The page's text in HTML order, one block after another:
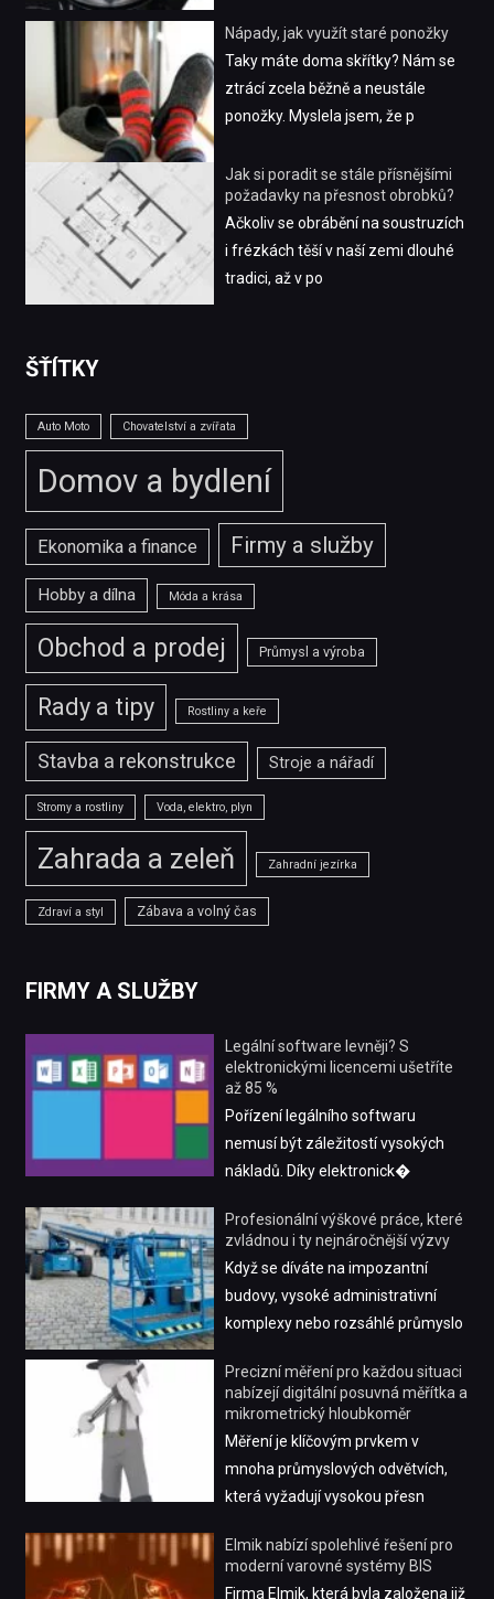
Nápady, jak využít staré ponožky
Taky máte doma skřítky? Nám se
ztrácí zcela běžně a neustále
ponožky. Myslela jsem, že p
Jak si poradit se stále přísnějšími
požadavky na přesnost obrobků?
Ačkoliv se obrábění na soustruzích
i frézkách těší v naší zemi dlouhé
tradici, až v po
ŠŤÍTKY
Auto Moto Chovatelství a zvířata
Domov a bydlení
Ekonomika a finance Firmy a služby
Hobby a dílna Móda a krása
Obchod a prodej Průmysl a výroba
Rady a tipy Rostliny a keře
Stavba a rekonstrukce Stroje a nářadí
Stromy a rostliny Voda, elektro, plyn
Zahrada a zeleň Zahradní jezírka
Zdraví a styl Zábava a volný čas
FIRMY A SLUŽBY
Legální software levněji? S
elektronickými licencemi ušetříte
až 85 %
Pořízení legálního softwaru
nemusí být záležitostí vysokých
nákladů. Díky elektronick�
Profesionální výškové práce, které
zvládnou i ty nejnáročnější výzvy
Když se díváte na impozantní
budovy, vysoké administrativní
komplexy nebo rozsáhlé průmyslo
Precizní měření pro každou situaci
nabízejí digitální posuvná měřítka a
mikrometrický hloubkoměr
Měření je klíčovým prvkem v
mnoha průmyslových odvětvích,
která vyžadují vysokou přesn
Elmik nabízí spolehlivé řešení pro
moderní varovné systémy BIS
Firma Elmik, která byla založena již